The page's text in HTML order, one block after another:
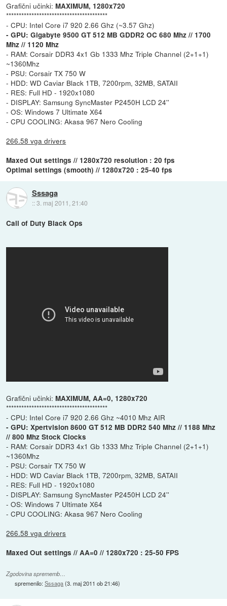
Grafični učinki: MAXIMUM, 1280x720
****************************************
- CPU: Intel Core i7 920 2.66 Ghz (~3.57 Ghz)
- GPU: Gigabyte 9500 GT 512 MB GDDR2 OC 680 Mhz // 1700
Mhz // 1120 Mhz
- RAM: Corsair DDR3 4x1 Gb 1333 Mhz Triple Channel (2+1+1)
~1360Mhz
- PSU: Corsair TX 750 W
- HDD: WD Caviar Black 1TB, 7200rpm, 32MB, SATAII
- RES: Full HD - 1920x1080
- DISPLAY: Samsung SyncMaster P2450H LCD 24''
- OS: Windows 7 Ultimate X64
- CPU COOLING: Akasa 967 Nero Cooling
266.58 vga drivers
Maxed Out settings // 1280x720 resolution : 20 fps
Optimal settings (smooth) // 1280x720 : 25-40 fps
Sssaga
::3. maj 2011, 21:40
Call of Duty Black Ops
Grafični učinki: MAXIMUM, AA=0, 1280x720
****************************************
- CPU: Intel Core i7 920 2.66 Ghz ~4010 Mhz AIR
- GPU: Xpertvision 8600 GT 512 MB DDR2 540 Mhz // 1188 Mhz
// 800 Mhz Stock Clocks
- RAM: Corsair DDR3 4x1 Gb 1333 Mhz Triple Channel (2+1+1)
~1360Mhz
- PSU: Corsair TX 750 W
- HDD: WD Caviar Black 1TB, 7200rpm, 32MB, SATAII
- RES: Full HD - 1920x1080
- DISPLAY: Samsung SyncMaster P2450H LCD 24''
- OS: Windows 7 Ultimate X64
- CPU COOLING: Akasa 967 Nero Cooling
266.58 vga drivers
Maxed Out settings // AA=0 // 1280x720 : 25-50 FPS
Zgodovina sprememb…
spremenilo:Sssaga(3. maj 2011 ob 21:46)